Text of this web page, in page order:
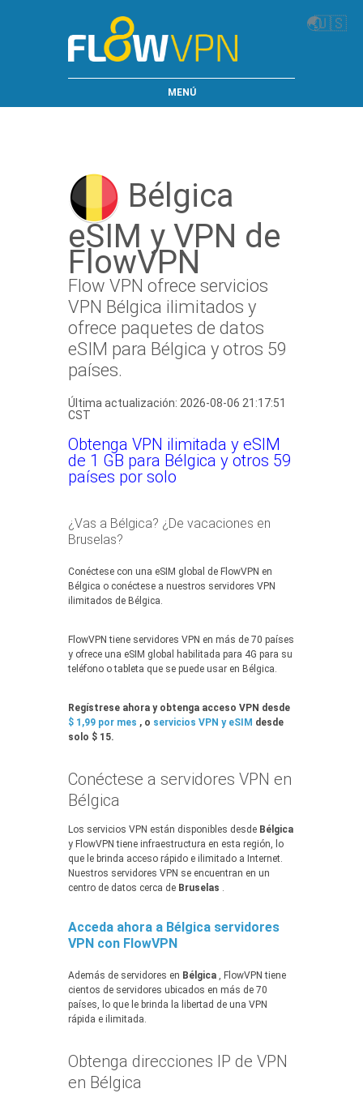
🌏🇺🇸
MENÚ
Bélgica
eSIM y VPN de
FlowVPN
Flow VPN ofrece servicios
VPN Bélgica ilimitados y
ofrece paquetes de datos
eSIM para Bélgica y otros 59
países.
Última actualización: 2026-08-06 21:17:51
CST
Obtenga VPN ilimitada y eSIM
de 1 GB para Bélgica y otros 59
países por solo
¿Vas a Bélgica? ¿De vacaciones en
Bruselas?
Conéctese con una eSIM global de FlowVPN en
Bélgica o conéctese a nuestros servidores VPN
ilimitados de Bélgica.
FlowVPN tiene servidores VPN en más de 70 países
y ofrece una eSIM global habilitada para 4G para su
teléfono o tableta que se puede usar en Bélgica.
Regístrese ahora y obtenga acceso VPN desde
$ 1,99 por mes , o servicios VPN y eSIM desde
solo $ 15.
Conéctese a servidores VPN en
Bélgica
Los servicios VPN están disponibles desde Bélgica
y FlowVPN tiene infraestructura en esta región, lo
que le brinda acceso rápido e ilimitado a Internet.
Nuestros servidores VPN se encuentran en un
centro de datos cerca de Bruselas .
Acceda ahora a Bélgica servidores
VPN con FlowVPN
Además de servidores en Bélgica , FlowVPN tiene
cientos de servidores ubicados en más de 70
países, lo que le brinda la libertad de una VPN
rápida e ilimitada.
Obtenga direcciones IP de VPN
en Bélgica